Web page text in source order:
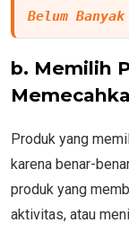
Belum
b. Memilih
Produk yang
karena benar-
produk yang
aktivitas, atau